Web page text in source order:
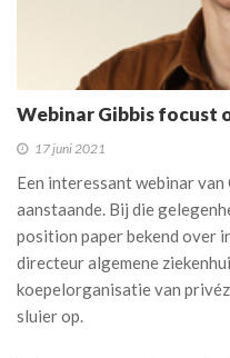
Webinar Gibbis focust
17 juni 2021
Een interessant webinar
aanstaande. Bij die
position paper bekend over
directeur algemene
koepelorganisatie van
sluier op.